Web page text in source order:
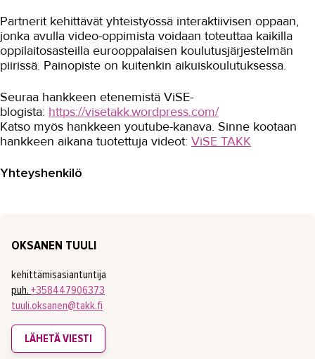
Strapetsi 2
Tuottavuutta teollisuuteen
Työnantajayhteistyön kehittäminen
digitali...
VIERKO 2
Media ja viestintä
Yhteystiedot
Partnerit kehittävät yhteistyössä interaktiivisen oppaan,
jonka avulla video-oppimista voidaan toteuttaa kaikilla
oppilaitosasteilla eurooppalaisen koulutusjärjestelmän
piirissä. Painopiste on kuitenkin aikuiskoulutuksessa.
Seuraa hankkeen etenemistä ViSE-
blogista: https://visetakk.wordpress.com/
Katso myös hankkeen youtube-kanava. Sinne kootaan
hankkeen aikana tuotettuja videot: ViSE TAKK
Yhteyshenkilö
OKSANEN TUULI
kehittämisasiantuntija
puh. +358447906373
tuuli.oksanen@takk.fi
LÄHETÄ VIESTI